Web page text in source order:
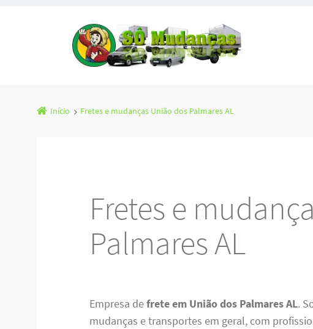
Início Fretes e mudanças União dos Palmares AL
Fretes e
Palmares AL
Empresa defrete em União dos Palmares AL.
mudanças e transportes em geral, com